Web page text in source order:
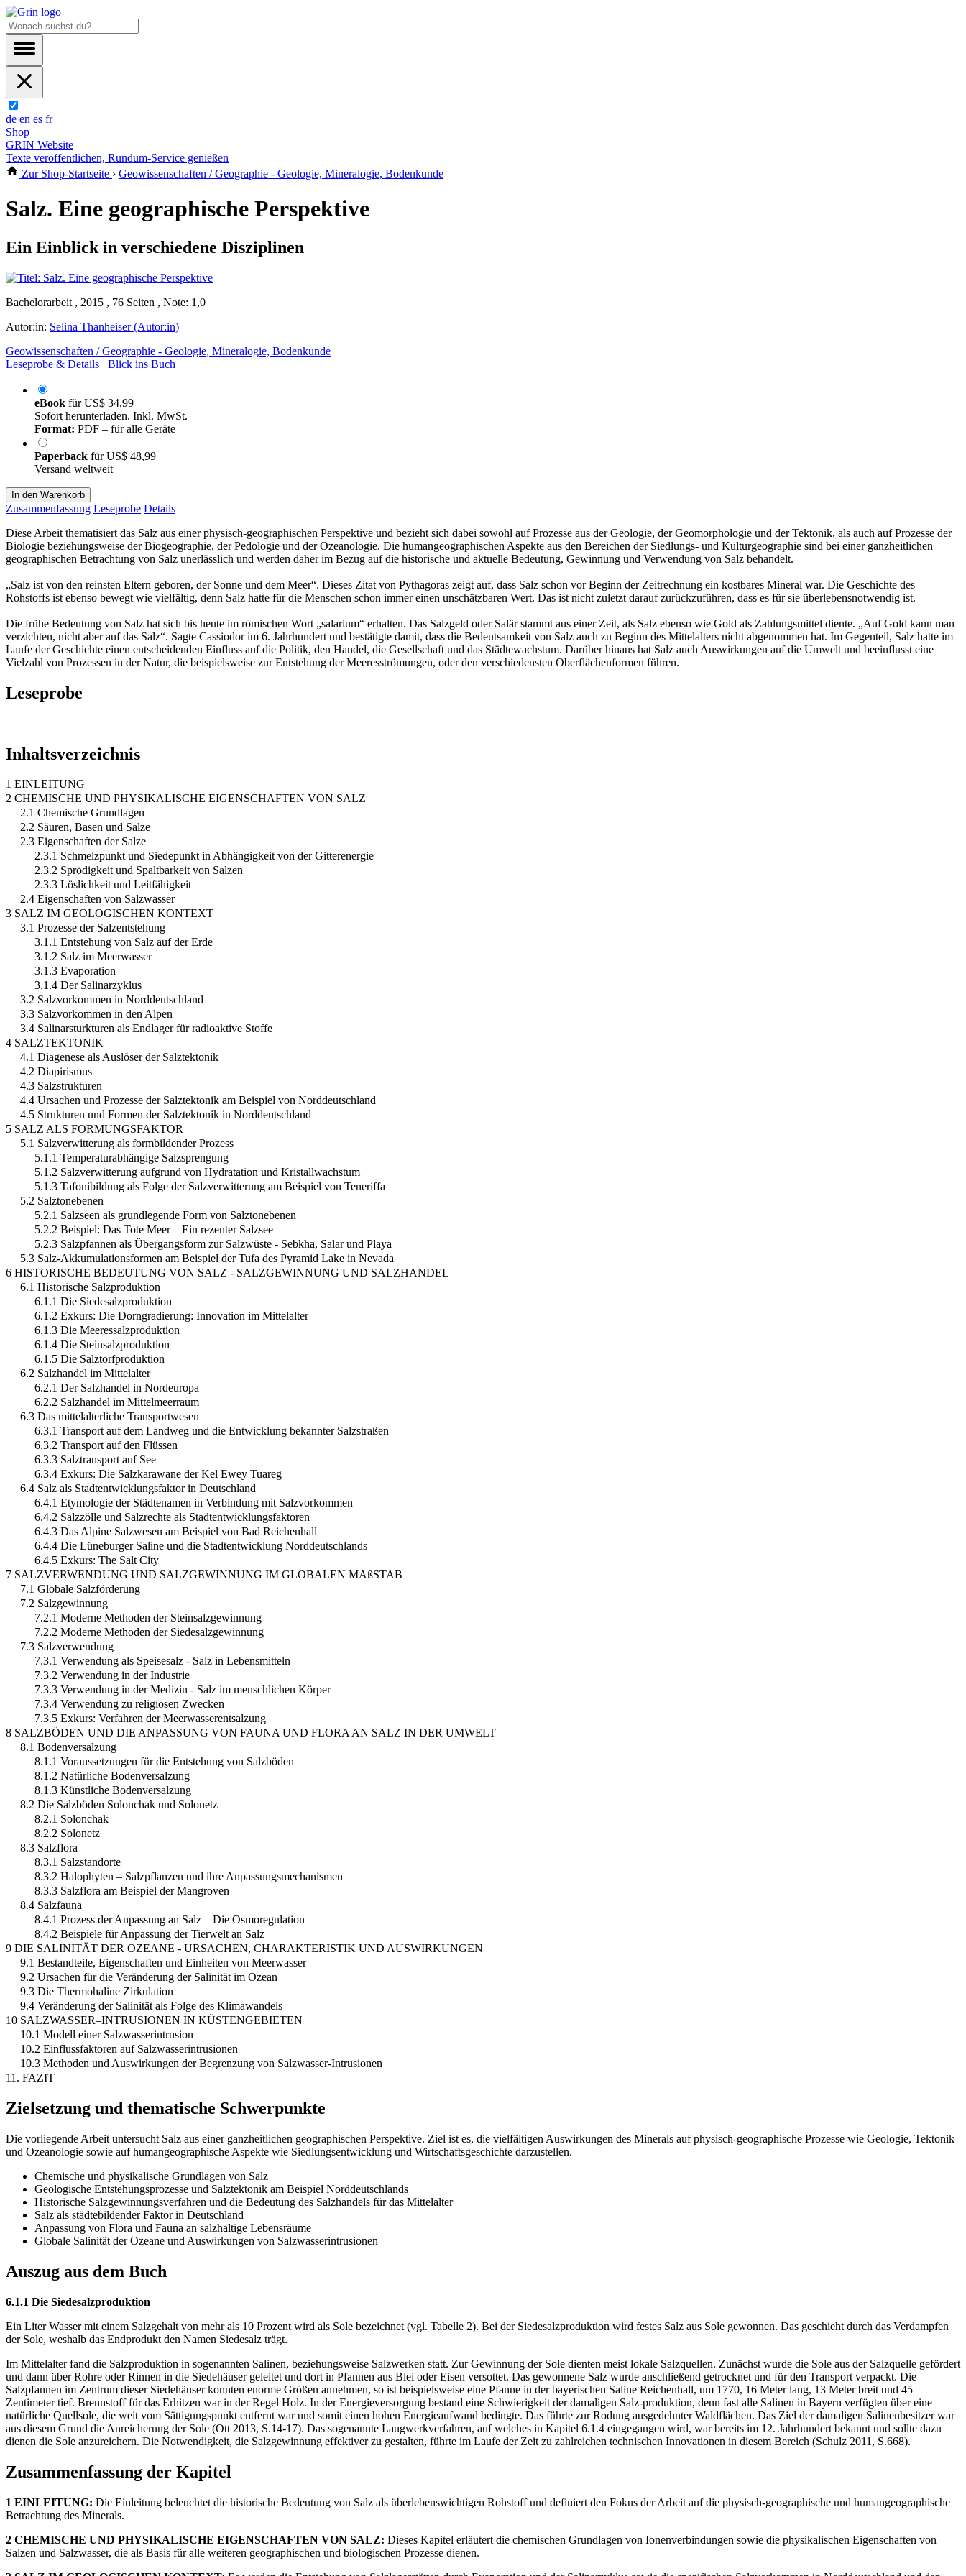
de en es fr
Shop
GRIN Website
Texte veröffentlichen, Rundum-Service genießen
Zur Shop-Startseite › Geowissenschaften / Geographie - Geologie, Mineralogie, Bodenkunde
Salz. Eine geographische Perspektive
Ein Einblick in verschiedene Disziplinen
Bachelorarbeit , 2015 , 76 Seiten , Note: 1,0
Autor:in: Selina Thanheiser (Autor:in)
Geowissenschaften / Geographie - Geologie, Mineralogie, Bodenkunde
Leseprobe & Details
Blick ins Buch
eBook fürUS$ 34,99
Sofort herunterladen. Inkl. MwSt.
Format: PDF – für alle Geräte
Paperback fürUS$ 48,99
Versand weltweit
In den Warenkorb
Zusammenfassung Leseprobe Details
Diese Arbeit thematisiert das Salz aus einer physisch-geographischen Perspektive und bezieht sich dabei sowohl auf Prozesse aus der Geologie, der Geomorphologie und der Tektonik, als auch auf Prozesse der
Biologie beziehungsweise der Biogeographie, der Pedologie und der Ozeanologie. Die humangeographischen Aspekte aus den Bereichen der Siedlungs- und Kulturgeographie sind bei einer ganzheitlichen
geographischen Betrachtung von Salz unerlässlich und werden daher im Bezug auf die historische und aktuelle Bedeutung, Gewinnung und Verwendung von Salz behandelt.
„Salz ist von den reinsten Eltern geboren, der Sonne und dem Meer“. Dieses Zitat von Pythagoras zeigt auf, dass Salz schon vor Beginn der Zeitrechnung ein kostbares Mineral war. Die Geschichte des
Rohstoffs ist ebenso bewegt wie vielfältig, denn Salz hatte für die Menschen schon immer einen unschätzbaren Wert. Das ist nicht zuletzt darauf zurückzuführen, dass es für sie überlebensnotwendig ist.
Die frühe Bedeutung von Salz hat sich bis heute im römischen Wort „salarium“ erhalten. Das Salzgeld oder Salär stammt aus einer Zeit, als Salz ebenso wie Gold als Zahlungsmittel diente. „Auf Gold kann man
verzichten, nicht aber auf das Salz“. Sagte Cassiodor im 6. Jahrhundert und bestätigte damit, dass die Bedeutsamkeit von Salz auch zu Beginn des Mittelalters nicht abgenommen hat. Im Gegenteil, Salz hatte im
Laufe der Geschichte einen entscheidenden Einfluss auf die Politik, den Handel, die Gesellschaft und das Städtewachstum. Darüber hinaus hat Salz auch Auswirkungen auf die Umwelt und beeinflusst eine
Vielzahl von Prozessen in der Natur, die beispielsweise zur Entstehung der Meeresströmungen, oder den verschiedensten Oberflächenformen führen.
Leseprobe
Inhaltsverzeichnis
1 EINLEITUNG
2 CHEMISCHE UND PHYSIKALISCHE EIGENSCHAFTEN VON SALZ
2.1 Chemische Grundlagen
2.2 Säuren, Basen und Salze
2.3 Eigenschaften der Salze
2.3.1 Schmelzpunkt und Siedepunkt in Abhängigkeit von der Gitterenergie
2.3.2 Sprödigkeit und Spaltbarkeit von Salzen
2.3.3 Löslichkeit und Leitfähigkeit
2.4 Eigenschaften von Salzwasser
3 SALZ IM GEOLOGISCHEN KONTEXT
3.1 Prozesse der Salzentstehung
3.1.1 Entstehung von Salz auf der Erde
3.1.2 Salz im Meerwasser
3.1.3 Evaporation
3.1.4 Der Salinarzyklus
3.2 Salzvorkommen in Norddeutschland
3.3 Salzvorkommen in den Alpen
3.4 Salinarsturkturen als Endlager für radioaktive Stoffe
4 SALZTEKTONIK
4.1 Diagenese als Auslöser der Salztektonik
4.2 Diapirismus
4.3 Salzstrukturen
4.4 Ursachen und Prozesse der Salztektonik am Beispiel von Norddeutschland
4.5 Strukturen und Formen der Salztektonik in Norddeutschland
5 SALZ ALS FORMUNGSFAKTOR
5.1 Salzverwitterung als formbildender Prozess
5.1.1 Temperaturabhängige Salzsprengung
5.1.2 Salzverwitterung aufgrund von Hydratation und Kristallwachstum
5.1.3 Tafonibildung als Folge der Salzverwitterung am Beispiel von Teneriffa
5.2 Salztonebenen
5.2.1 Salzseen als grundlegende Form von Salztonebenen
5.2.2 Beispiel: Das Tote Meer – Ein rezenter Salzsee
5.2.3 Salzpfannen als Übergangsform zur Salzwüste - Sebkha, Salar und Playa
5.3 Salz-Akkumulationsformen am Beispiel der Tufa des Pyramid Lake in Nevada
6 HISTORISCHE BEDEUTUNG VON SALZ - SALZGEWINNUNG UND SALZHANDEL
6.1 Historische Salzproduktion
6.1.1 Die Siedesalzproduktion
6.1.2 Exkurs: Die Dorngradierung: Innovation im Mittelalter
6.1.3 Die Meeressalzproduktion
6.1.4 Die Steinsalzproduktion
6.1.5 Die Salztorfproduktion
6.2 Salzhandel im Mittelalter
6.2.1 Der Salzhandel in Nordeuropa
6.2.2 Salzhandel im Mittelmeerraum
6.3 Das mittelalterliche Transportwesen
6.3.1 Transport auf dem Landweg und die Entwicklung bekannter Salzstraßen
6.3.2 Transport auf den Flüssen
6.3.3 Salztransport auf See
6.3.4 Exkurs: Die Salzkarawane der Kel Ewey Tuareg
6.4 Salz als Stadtentwicklungsfaktor in Deutschland
6.4.1 Etymologie der Städtenamen in Verbindung mit Salzvorkommen
6.4.2 Salzzölle und Salzrechte als Stadtentwicklungsfaktoren
6.4.3 Das Alpine Salzwesen am Beispiel von Bad Reichenhall
6.4.4 Die Lüneburger Saline und die Stadtentwicklung Norddeutschlands
6.4.5 Exkurs: The Salt City
7 SALZVERWENDUNG UND SALZGEWINNUNG IM GLOBALEN MAßSTAB
7.1 Globale Salzförderung
7.2 Salzgewinnung
7.2.1 Moderne Methoden der Steinsalzgewinnung
7.2.2 Moderne Methoden der Siedesalzgewinnung
7.3 Salzverwendung
7.3.1 Verwendung als Speisesalz - Salz in Lebensmitteln
7.3.2 Verwendung in der Industrie
7.3.3 Verwendung in der Medizin - Salz im menschlichen Körper
7.3.4 Verwendung zu religiösen Zwecken
7.3.5 Exkurs: Verfahren der Meerwasserentsalzung
8 SALZBÖDEN UND DIE ANPASSUNG VON FAUNA UND FLORA AN SALZ IN DER UMWELT
8.1 Bodenversalzung
8.1.1 Voraussetzungen für die Entstehung von Salzböden
8.1.2 Natürliche Bodenversalzung
8.1.3 Künstliche Bodenversalzung
8.2 Die Salzböden Solonchak und Solonetz
8.2.1 Solonchak
8.2.2 Solonetz
8.3 Salzflora
8.3.1 Salzstandorte
8.3.2 Halophyten – Salzpflanzen und ihre Anpassungsmechanismen
8.3.3 Salzflora am Beispiel der Mangroven
8.4 Salzfauna
8.4.1 Prozess der Anpassung an Salz – Die Osmoregulation
8.4.2 Beispiele für Anpassung der Tierwelt an Salz
9 DIE SALINITÄT DER OZEANE - URSACHEN, CHARAKTERISTIK UND AUSWIRKUNGEN
9.1 Bestandteile, Eigenschaften und Einheiten von Meerwasser
9.2 Ursachen für die Veränderung der Salinität im Ozean
9.3 Die Thermohaline Zirkulation
9.4 Veränderung der Salinität als Folge des Klimawandels
10 SALZWASSER–INTRUSIONEN IN KÜSTENGEBIETEN
10.1 Modell einer Salzwasserintrusion
10.2 Einflussfaktoren auf Salzwasserintrusionen
10.3 Methoden und Auswirkungen der Begrenzung von Salzwasser-Intrusionen
11. FAZIT
Zielsetzung und thematische Schwerpunkte
Die vorliegende Arbeit untersucht Salz aus einer ganzheitlichen geographischen Perspektive. Ziel ist es, die vielfältigen Auswirkungen des Minerals auf physisch-geographische Prozesse wie Geologie, Tektonik
und Ozeanologie sowie auf humangeographische Aspekte wie Siedlungsentwicklung und Wirtschaftsgeschichte darzustellen.
Chemische und physikalische Grundlagen von Salz
Geologische Entstehungsprozesse und Salztektonik am Beispiel Norddeutschlands
Historische Salzgewinnungsverfahren und die Bedeutung des Salzhandels für das Mittelalter
Salz als städtebildender Faktor in Deutschland
Anpassung von Flora und Fauna an salzhaltige Lebensräume
Globale Salinität der Ozeane und Auswirkungen von Salzwasserintrusionen
Auszug aus dem Buch
6.1.1 Die Siedesalzproduktion
Ein Liter Wasser mit einem Salzgehalt von mehr als 10 Prozent wird als Sole bezeichnet (vgl. Tabelle 2). Bei der Siedesalzproduktion wird festes Salz aus Sole gewonnen. Das geschieht durch das Verdampfen
der Sole, weshalb das Endprodukt den Namen Siedesalz trägt.
Im Mittelalter fand die Salzproduktion in sogenannten Salinen, beziehungsweise Salzwerken statt. Zur Gewinnung der Sole dienten meist lokale Salzquellen. Zunächst wurde die Sole aus der Salzquelle gefördert
und dann über Rohre oder Rinnen in die Siedehäuser geleitet und dort in Pfannen aus Blei oder Eisen versottet. Das gewonnene Salz wurde anschließend getrocknet und für den Transport verpackt. Die
Salzpfannen im Zentrum dieser Siedehäuser konnten enorme Größen annehmen, so ist beispielsweise eine Pfanne in der bayerischen Saline Reichenhall, um 1770, 16 Meter lang, 13 Meter breit und 45
Zentimeter tief. Brennstoff für das Erhitzen war in der Regel Holz. In der Energieversorgung bestand eine Schwierigkeit der damaligen Salz-produktion, denn fast alle Salinen in Bayern verfügten über eine
natürliche Quellsole, die weit vom Sättigungspunkt entfernt war und somit einen hohen Energieaufwand bedingte. Das führte zur Rodung ausgedehnter Waldflächen. Das Ziel der damaligen Salinenbesitzer war
aus diesem Grund die Anreicherung der Sole (Ott 2013, S.14-17). Das sogenannte Laugwerkverfahren, auf welches in Kapitel 6.1.4 eingegangen wird, war bereits im 12. Jahrhundert bekannt und sollte dazu
dienen die Sole anzureichern. Die Notwendigkeit, die Salzgewinnung effektiver zu gestalten, führte im Laufe der Zeit zu zahlreichen technischen Innovationen in diesem Bereich (Schulz 2011, S.668).
Zusammenfassung der Kapitel
1 EINLEITUNG: Die Einleitung beleuchtet die historische Bedeutung von Salz als überlebenswichtigen Rohstoff und definiert den Fokus der Arbeit auf die physisch-geographische und humangeographische
Betrachtung des Minerals.
2 CHEMISCHE UND PHYSIKALISCHE EIGENSCHAFTEN VON SALZ: Dieses Kapitel erläutert die chemischen Grundlagen von Ionenverbindungen sowie die physikalischen Eigenschaften von
Salzen und Salzwasser, die als Basis für alle weiteren geographischen und biologischen Prozesse dienen.